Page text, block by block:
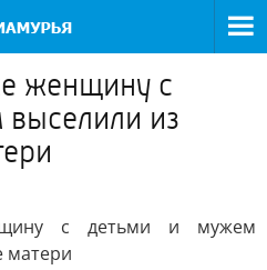
женщину с
из
с детьми и мужем
матери